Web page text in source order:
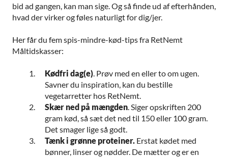
bid ad gangen, kan man sige. Og så finde ud af efterhånden,
hvad der virker og føles naturligt for dig/jer.
Her får du fem spis-mindre-kød-tips fra RetNemt
Måltidskasser:
Kødfri dag(e). Prøv med en eller to om ugen.
Savner du inspiration, kan du bestille
vegetarretter hos RetNemt.
Skær ned på mængden. Siger opskriften 200
gram kød, så sæt det ned til 150 eller 100 gram.
Det smager lige så godt.
Tænk i grønne proteiner. Erstat kødet med
bønner, linser og nødder. De mætter og er en